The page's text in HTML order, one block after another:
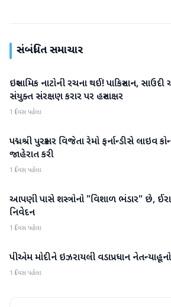
સંબંધિત સમાચાર
આંતરરાષ્ટ્રીય
ઇસ્લામિક નાટોની રચના થઈ! પાકિસ્તાન,
સંયુક્ત સંરક્ષણ કરાર પર હસ્તાક્ષર
1 દિવસ પહેલા
આંતરરાષ્ટ્રીય
પદ્મશ્રી પુરસ્કાર વિજેતા રેમો ફર્નાન્ડીસે લાઇવ
જાહેરાત કરી
1 દિવસ પહેલા
આંતરરાષ્ટ્રીય
આપણી પાસે શસ્ત્રોનો "વિશાળ ભંડાર" છે,
નિવેદન
1 દિવસ પહેલા
આંતરરાષ્ટ્રીય
પીએમ મોદીને ઇઝરાયલી વડાપ્રધાન
1 દિવસ પહેલા